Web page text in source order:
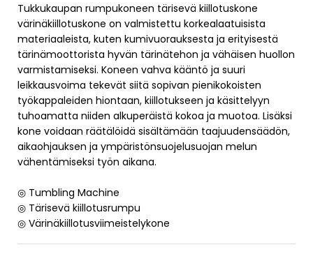
Tukkukaupan rumpukoneen tärisevä kiillotuskone
värinäkiillotuskone on valmistettu korkealaatuisista
materiaaleista, kuten kumivuorauksesta ja erityisestä
tärinämoottorista hyvän tärinätehon ja vähäisen huollon
varmistamiseksi. Koneen vahva kääntö ja suuri
leikkausvoima tekevät siitä sopivan pienikokoisten
työkappaleiden hiontaan, kiillotukseen ja käsittelyyn
tuhoamatta niiden alkuperäistä kokoa ja muotoa. Lisäksi
kone voidaan räätälöidä sisältämään taajuudensäädön,
aikaohjauksen ja ympäristönsuojelusuojan melun
vähentämiseksi työn aikana.
◎ Tumbling Machine
◎ Tärisevä kiillotusrumpu
◎ Värinäkiillotusviimeistelykone